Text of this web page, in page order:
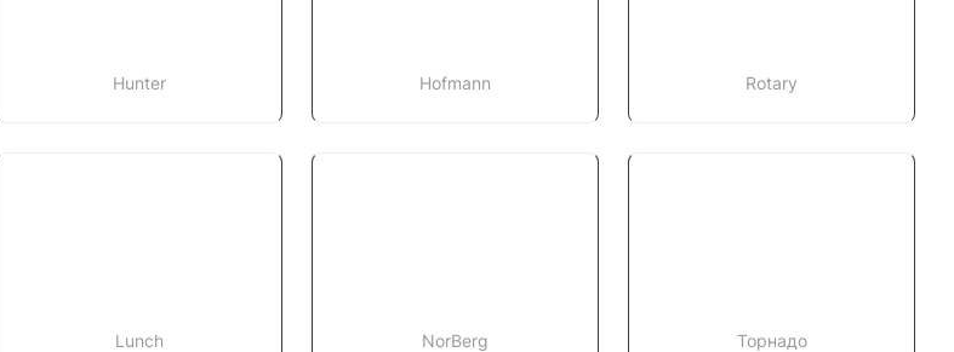
Hunter Hofmann Rotary
Lunch NorBerg Торнадо